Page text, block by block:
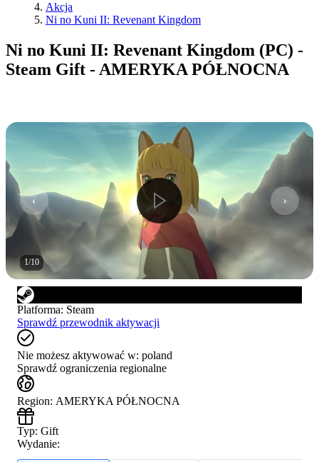
Akcja
Ni no Kuni II: Revenant Kingdom
Ni no Kuni II: Revenant Kingdom (PC) -
Steam Gift - AMERYKA PÓŁNOCNA
1/10
Platforma: Steam
Sprawdź przewodnik aktywacji
Nie możesz aktywować w: poland
Sprawdź ograniczenia regionalne
Region: AMERYKA PÓŁNOCNA
Typ: Gift
Wydanie: